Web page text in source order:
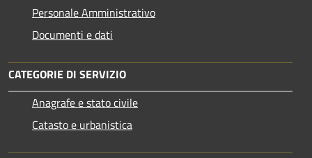
Personale Amministrativo
Documenti e dati
CATEGORIE DI SERVIZIO
Anagrafe e stato civile
Catasto e urbanistica